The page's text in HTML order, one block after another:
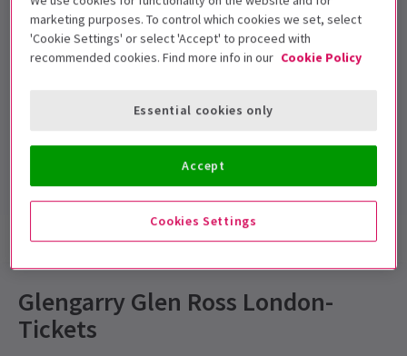
4 June - 18 July 2026
Old Vic Theatre
Show-Infos Fotos & Videos Barrierefreiheit
Glengarry Glen Ross London-
Tickets
marketing purposes. To control which cookies we set, select
'Cookie Settings' or select 'Accept' to proceed with
recommended cookies. Find more info in our Cookie Policy
Cookies Settings
Essential cookies only
Accept